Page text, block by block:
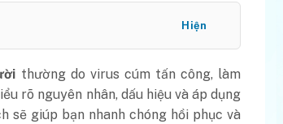
Hiện
thường do virus cúm tấn công, làm
rõ nguyên nhân, dấu hiệu và áp dụng
sẽ giúp bạn nhanh chóng hồi phục và